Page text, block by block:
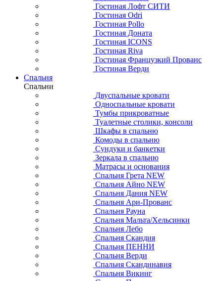
Гостиная Лофт СИТИ
Гостиная Odri
Гостиная Pollo
Гостиная Доната
Гостиная ICONS
Гостиная Riva
Гостиная Французкий Прованс
Гостиная Верди
Спальня
Спальни
Двуспальные кровати
Односпальные кровати
Тумбы прикроватные
Туалетные столики, консоли
Шкафы в спальню
Комоды в спальню
Сундуки и банкетки
Зеркала в спальню
Матрасы и основания
Спальня Грета NEW
Спальня Айно NEW
Спальня Дания NEW
Спальня Ари-Прованс
Спальня Рауна
Спальня Мальта/Хельсинки
Спальня Лебо
Спальня Скандия
Спальня ПЕННИ
Спальня Верди
Спальня Скандинавия
Спальня Викинг